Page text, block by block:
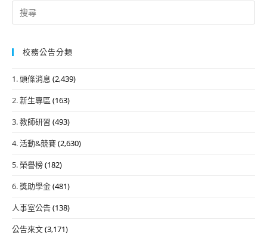
Search
for:
校務公告分類
1. 頭條消息 (2,439)
2. 新生專區 (163)
3. 教師研習 (493)
4. 活動&競賽(2,630)
5. 榮譽榜(182)
6. 獎助學金(481)
人事室公告(138)
公告來文(3,171)